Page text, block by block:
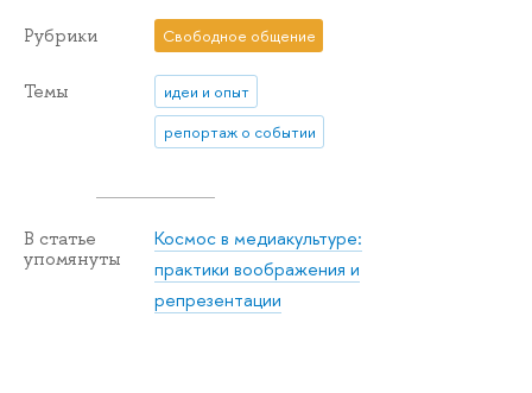
Рубрики Свободное общение
Темы
идеи и опыт
репортаж о событии
В статье
упомянуты
Космос в медиакультуре:
практики воображения и
репрезентации